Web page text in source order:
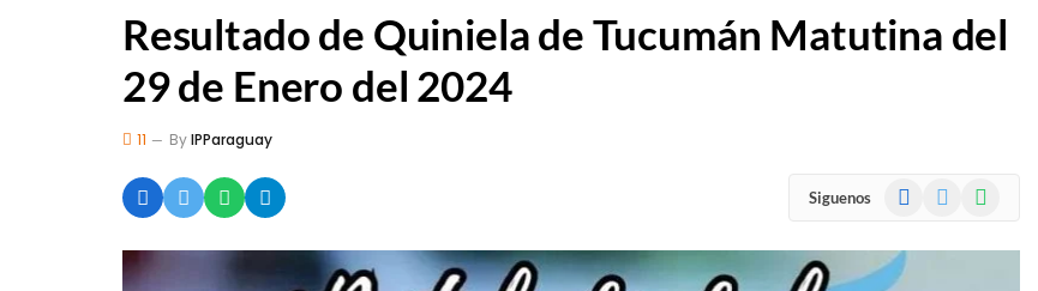
Resultado de Quiniela de Tucumán Matutina del
29 de Enero del 2024
11 ByIPParaguay
Siguenos Facebook WhatsApp